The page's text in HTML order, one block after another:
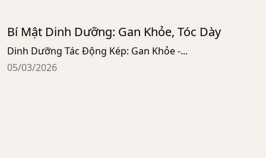
Bí Mật Dinh Dưỡng: Gan Khỏe, Tóc Dày
Dinh Dưỡng Tác Động Kép: Gan Khỏe -...
05/03/2026